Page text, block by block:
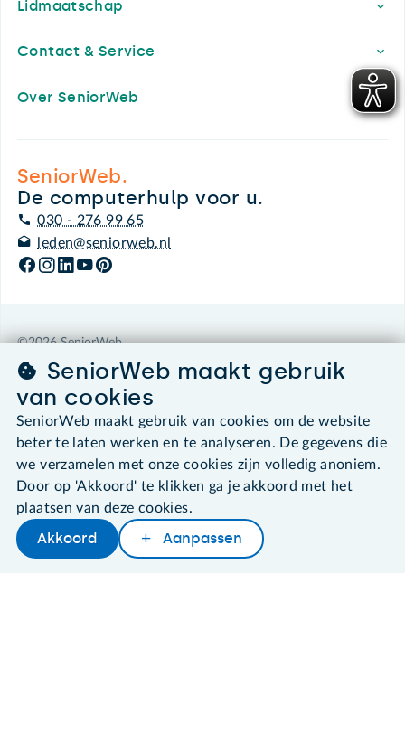
Later lezen Delen Woordenboek
Lidmaatschap
Contact & Service
Over SeniorWeb
SeniorWeb.
De computerhulp voor u.
030 - 276 99 65
leden@seniorweb.nl
©2026 SeniorWeb
Algemene voorwaarden
Cookies en cookie-instellingen
Disclaimer
Privacybeleid
About SeniorWeb
SeniorWeb maakt gebruik
van cookies
SeniorWeb maakt gebruik van cookies om de website
beter te laten werken en te analyseren. De gegevens die
we verzamelen met onze cookies zijn volledig anoniem.
Door op 'Akkoord' te klikken ga je akkoord met het
plaatsen van deze cookies.
Akkoord Aanpassen